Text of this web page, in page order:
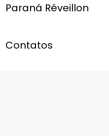
Paraná Réveillon
Contatos